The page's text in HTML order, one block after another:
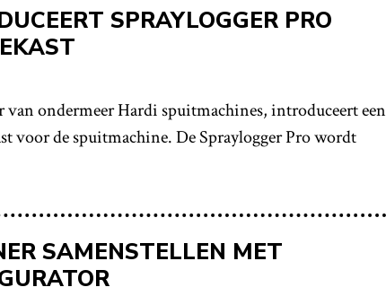
SPRAYLOGGER PRO
ondermeer Hardi spuitmachines, introduceert een
voor de spuitmachine. De Spraylogger Pro wordt
SAMENSTELLEN MET